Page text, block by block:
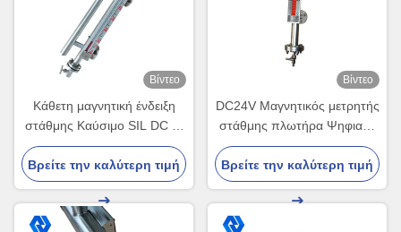
Βίντεο
Κάθετη μαγνητική ένδειξη
στάθμης Καύσιμο SIL DC 4-
20 mA Ανοξείδωτος χάλυβας
Βρείτε την καλύτερη τιμή
Βίντεο
DC24V Μαγνητικός μετρητής
στάθμης πλωτήρα Ψηφιακή
έξοδος M20*1.5
Βρείτε την καλύτερη τιμή